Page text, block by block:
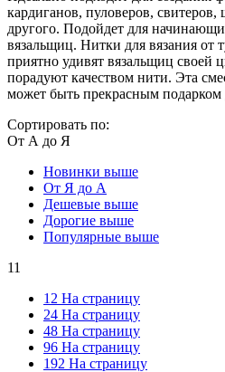
кардиганов, пуловеров,
другого. Подойдет для
вязальщиц. Нитки для вязания от
приятно удивят вязальщиц своей
порадуют качеством нити. Эта
может быть прекрасным подарком
Сортировать по:
От А до Я
Новинки выше
От Я до А
Дешевые выше
Дорогие выше
Популярные выше
11
12 На страницу
24 На страницу
48 На страницу
96 На страницу
192 На страницу